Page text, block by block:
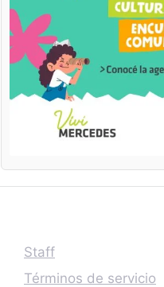
Staff
Términos de servicio